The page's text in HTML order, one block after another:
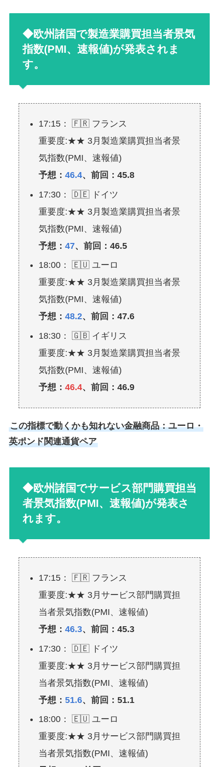
◆欧州諸国で製造業購買担当者景気
指数(PMI、速報値)が発表されま
す。
17:15： 🇫🇷 フランス
重要度:★★ 3月製造業購買担当者景
気指数(PMI、速報値)
予想： 46.4、前回：45.8
17:30： 🇩🇪 ドイツ
重要度:★★ 3月製造業購買担当者景
気指数(PMI、速報値)
予想： 47、前回：46.5
18:00： 🇪🇺 ユーロ
重要度:★★ 3月製造業購買担当者景
気指数(PMI、速報値)
予想： 48.2、前回：47.6
18:30： 🇬🇧 イギリス
重要度:★★ 3月製造業購買担当者景
気指数(PMI、速報値)
予想： 46.4、前回：46.9
この指標で動くかも知れない金融商品：ユーロ・
英ポンド関連通貨ペア
◆欧州諸国でサービス部門購買担当
者景気指数(PMI、速報値)が発表さ
れます。
17:15： 🇫🇷 フランス
重要度:★★ 3月サービス部門購買担
当者景気指数(PMI、速報値)
予想： 46.3、前回：45.3
17:30： 🇩🇪 ドイツ
重要度:★★ 3月サービス部門購買担
当者景気指数(PMI、速報値)
予想： 51.6、前回：51.1
18:00： 🇪🇺 ユーロ
重要度:★★ 3月サービス部門購買担
当者景気指数(PMI、速報値)